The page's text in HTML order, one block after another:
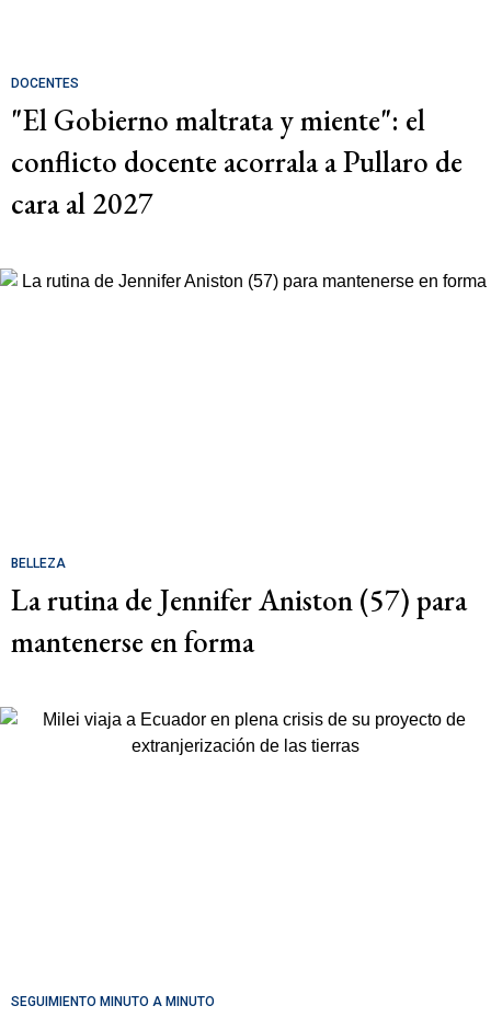
DOCENTES
"El Gobierno maltrata y miente": el
conflicto docente acorrala a Pullaro de
cara al 2027
BELLEZA
La rutina de Jennifer Aniston (57) para
mantenerse en forma
SEGUIMIENTO MINUTO A MINUTO